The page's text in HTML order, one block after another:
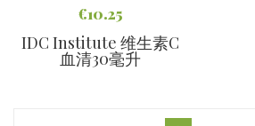
€10.25
IDC Institute 维生素C
血清30毫升